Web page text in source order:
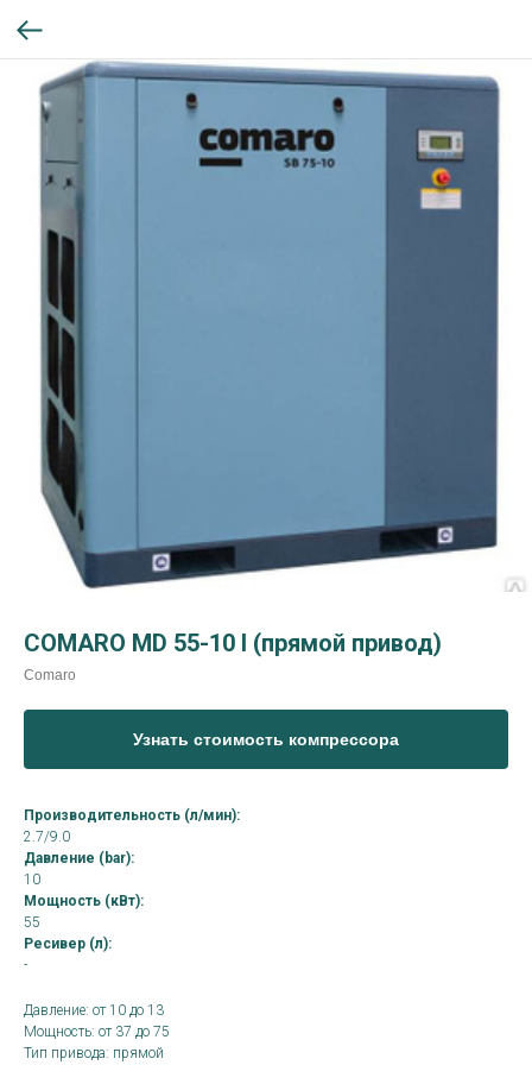
COMARO MD 55-10 I (прямой привод)
Comaro
Узнать стоимость компрессора
Производительность (л/мин):
2.7/9.0
Давление (bar):
10
Мощность (кВт):
55
Ресивер (л):
-
Давление: от 10 до 13
Мощность: от 37 до 75
Тип привода: прямой